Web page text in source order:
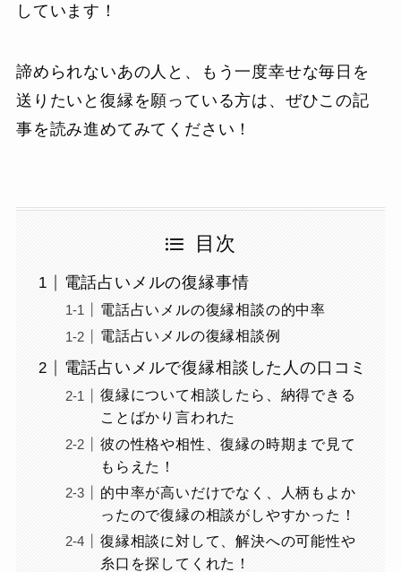
しています！
諦められないあの人と、もう一度幸せな毎日を
送りたいと復縁を願っている方は、ぜひこの記
事を読み進めてみてください！
目次
電話占いメルの復縁事情
電話占いメルの復縁相談の的中率
電話占いメルの復縁相談例
電話占いメルで復縁相談した人の口コミ
復縁について相談したら、納得できる
ことばかり言われた
彼の性格や相性、復縁の時期まで見て
もらえた！
的中率が高いだけでなく、人柄もよか
ったので復縁の相談がしやすかった！
復縁相談に対して、解決への可能性や
糸口を探してくれた！